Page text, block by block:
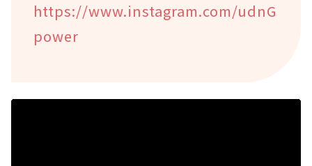
https://www.instagram.com/udnG
power